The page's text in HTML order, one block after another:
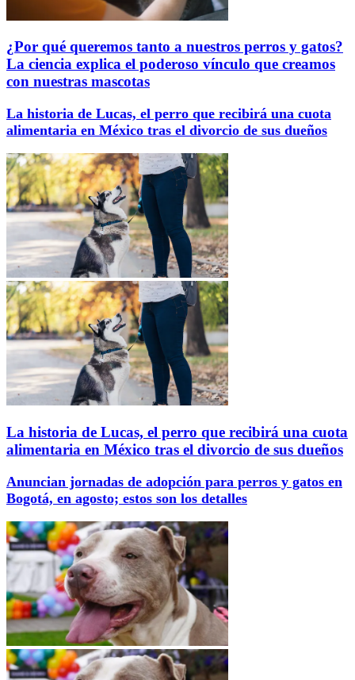
¿Por qué queremos tanto a nuestros perros y gatos?
La ciencia explica el poderoso vínculo que creamos
con nuestras mascotas
La historia de Lucas, el perro que recibirá una cuota
alimentaria en México tras el divorcio de sus dueños
La historia de Lucas, el perro que recibirá una cuota
alimentaria en México tras el divorcio de sus dueños
Anuncian jornadas de adopción para perros y gatos en
Bogotá, en agosto; estos son los detalles